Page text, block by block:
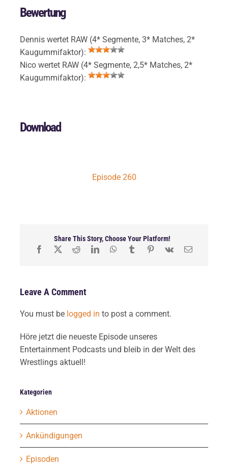
Bewertung
Dennis wertet RAW (4* Segmente, 3* Matches, 2*
Kaugummifaktor):
Nico wertet RAW (4* Segmente, 2,5* Matches, 2*
Kaugummifaktor):
Download
Episode 260
Share This Story, Choose Your Platform!
Leave A Comment
You must be logged in to post a comment.
Höre jetzt die neueste Episode unseres
Entertainment Podcasts und bleib in der Welt des
Wrestlings aktuell!
Kategorien
Aktionen
Ankündigungen
Episoden